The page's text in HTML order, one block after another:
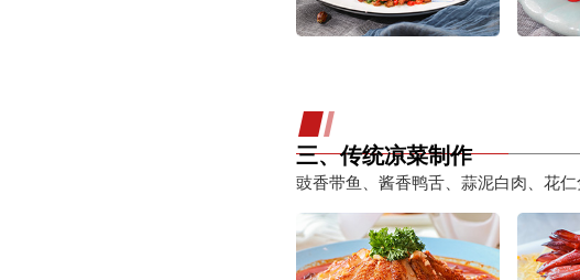
三、传统凉菜制作
豉香带鱼、酱香鸭舌、蒜泥白肉、花